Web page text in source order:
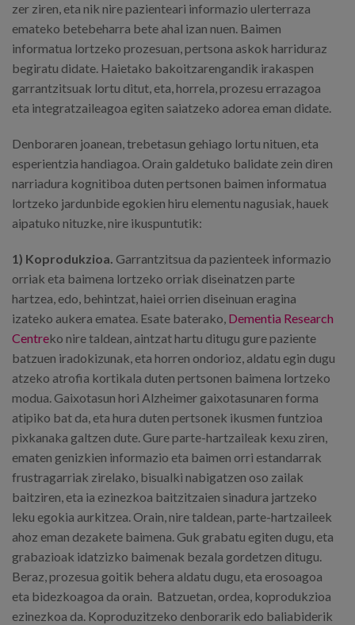
zer ziren, eta nik nire pazienteari informazio ulerterraza
emateko betebeharra bete ahal izan nuen. Baimen
informatua lortzeko prozesuan, pertsona askok harriduraz
begiratu didate. Haietako bakoitzarengandik irakaspen
garrantzitsuak lortu ditut, eta, horrela, prozesu errazagoa
eta integratzaileagoa egiten saiatzeko adorea eman didate.
Denboraren joanean, trebetasun gehiago lortu nituen, eta
esperientzia handiagoa. Orain galdetuko balidate zein diren
narriadura kognitiboa duten pertsonen baimen informatua
lortzeko jardunbide egokien hiru elementu nagusiak, hauek
aipatuko nituzke, nire ikuspuntutik:
1) Koprodukzioa. Garrantzitsua da pazienteek informazio
orriak eta baimena lortzeko orriak diseinatzen parte
hartzea, edo, behintzat, haiei orrien diseinuan eragina
izateko aukera ematea. Esate baterako, Dementia Research
Centreko nire taldean, aintzat hartu ditugu gure paziente
batzuen iradokizunak, eta horren ondorioz, aldatu egin dugu
atzeko atrofia kortikala duten pertsonen baimena lortzeko
modua. Gaixotasun hori Alzheimer gaixotasunaren forma
atipiko bat da, eta hura duten pertsonek ikusmen funtzioa
pixkanaka galtzen dute. Gure parte-hartzaileak kexu ziren,
ematen genizkien informazio eta baimen orri estandarrak
frustragarriak zirelako, bisualki nabigatzen oso zailak
baitziren, eta ia ezinezkoa baitzitzaien sinadura jartzeko
leku egokia aurkitzea. Orain, nire taldean, parte-hartzaileek
ahoz eman dezakete baimena. Guk grabatu egiten dugu, eta
grabazioak idatzizko baimenak bezala gordetzen ditugu.
Beraz, prozesua goitik behera aldatu dugu, eta erosoagoa
eta bidezkoagoa da orain. Batzuetan, ordea, koprodukzioa
ezinezkoa da. Koproduzitzeko denborarik edo baliabiderik